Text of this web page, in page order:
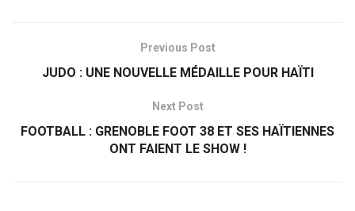
Previous Post
JUDO : UNE NOUVELLE MÉDAILLE POUR HAÏTI
Next Post
FOOTBALL : GRENOBLE FOOT 38 ET SES HAÏTIENNES
ONT FAIENT LE SHOW !